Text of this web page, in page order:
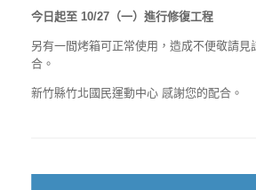
今日起至 10/27（一）進行修復工程
另有一間烤箱可正常使用，造成不便敬請見
合。
新竹縣竹北國民運動中心 感謝您的配合。